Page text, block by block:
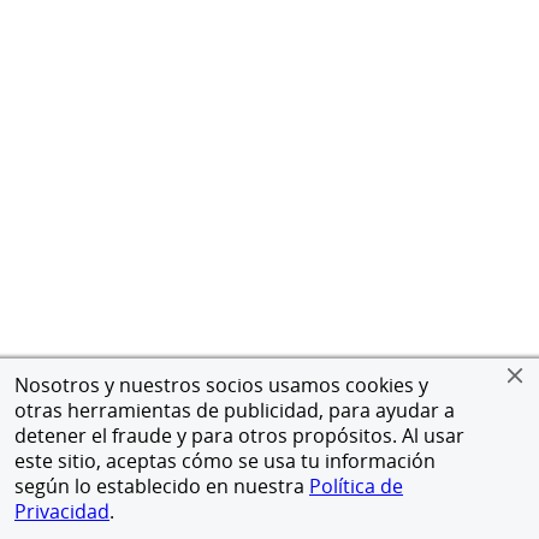
Nosotros y nuestros socios usamos cookies y
otras herramientas de publicidad, para ayudar a
detener el fraude y para otros propósitos. Al usar
este sitio, aceptas cómo se usa tu información
según lo establecido en nuestra Política de
Privacidad.